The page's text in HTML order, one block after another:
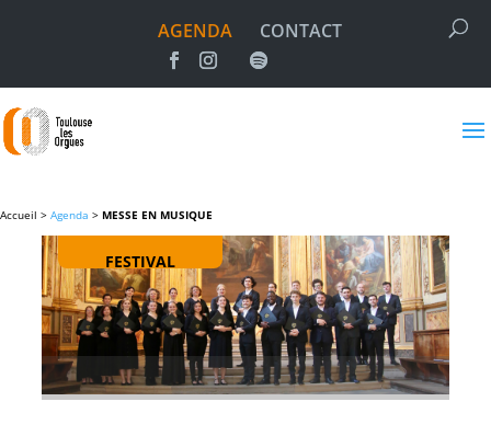
AGENDA CONTACT
Accueil > Agenda > MESSE EN MUSIQUE
FESTIVAL